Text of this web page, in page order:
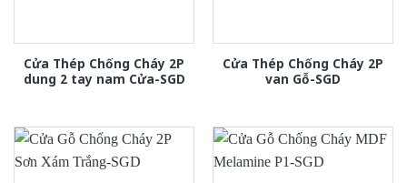
Cửa Thép Chống Cháy 2P
dung 2 tay nam Cửa-SGD
Cửa Thép Chống Cháy 2P
van Gỗ-SGD